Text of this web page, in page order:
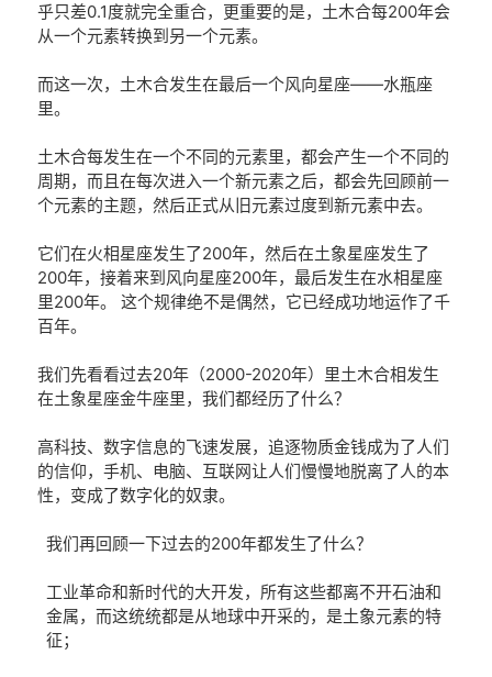
乎只差0.1度就完全重合， 更重要的是，土木合每200年会
从一个元素转换到另一个元素。
而这一次， 土木合发生在最后一个风向星座——水瓶座
里。
土木合每发生在一个不同的元素里，都会产生一个不同的
周期，而且在每次进入一个新元素之后，都会先回顾前一
个元素的主题，然后正式从旧元素过度到新元素中去。
它们在火相星座发生了200年，然后在土象星座发生了
200年，接着来到风向星座200年，最后发生在水相星座
里200年。
这个规律绝不是偶然，它已经成功地运作了千
百年。
我们先看看过去20年（2000-2020年）里土木合相发生
在土象星座金牛座里，我们都经历了什么？
高科技、数字信息的飞速发展，追逐物质金钱成为了人们
的信仰，手机、电脑、互联网让人们慢慢地脱离了人的本
性，变成了数字化的奴隶。
我们再回顾一下过去的200年都发生了什么？
工业革命和新时代的大开发，所有这些都离不开石油和
金属，而这统统都是从地球中开采的，是土象元素的特
征；